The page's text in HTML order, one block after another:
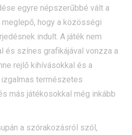
egyre népszerűbbé vált a
hogy a közösségi
indult. A játék nem
és színes grafikájával vonzza a
rejlő kihívásokkal és a
természetes
más játékosokkal még inkább
a szórakozásról szól,